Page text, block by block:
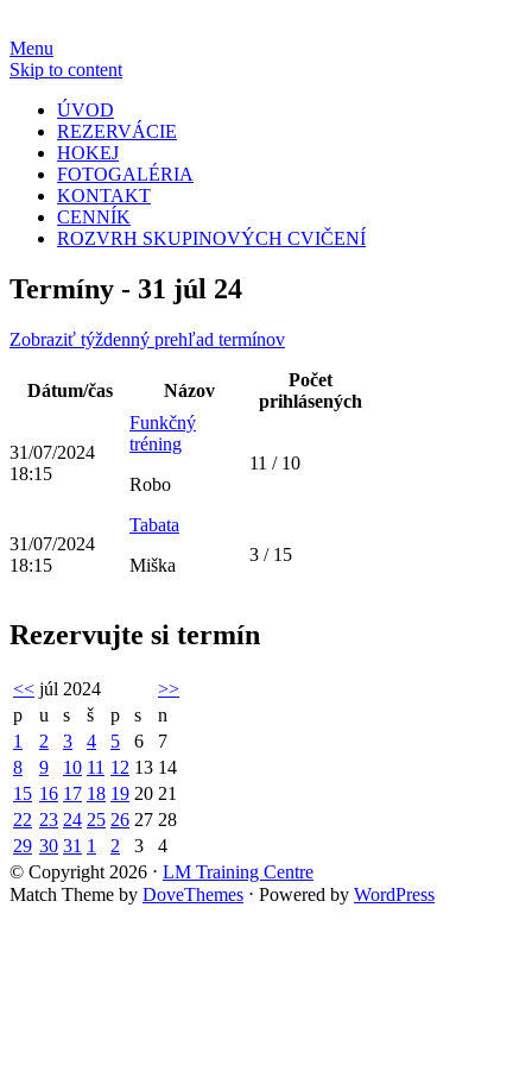
Menu
Skip to content
ÚVOD
REZERVÁCIE
HOKEJ
FOTOGALÉRIA
KONTAKT
CENNÍK
ROZVRH SKUPINOVÝCH CVIČENÍ
Termíny - 31 júl 24
Zobraziť týždenný prehľad termínov
Dátum/čas Názov
Počet
prihlásených
31/07/2024
18:15
Funkčný
tréning
Robo
11 / 10
31/07/2024
18:15
Tabata
Miška
3 / 15
Rezervujte si termín
<< júl 2024
>>
p
u s š p s
n
1
2 3 4 5 6
7
8
9 10 11 12 13 14
15 16 17 18 19 20 21
22 23 24 25 26 27 28
29 30 31 1 2 3
4
© Copyright 2026 ⋅ LM Training Centre
Match Theme by DoveThemes ⋅ Powered by WordPress